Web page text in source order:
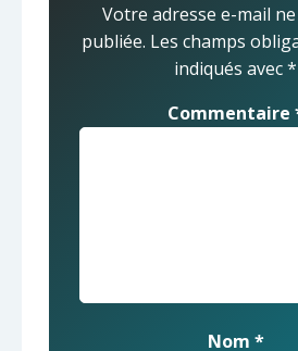
Votre adresse e-mail
publiée. Les champs
indiqués avec*
Commentaire
Nom *